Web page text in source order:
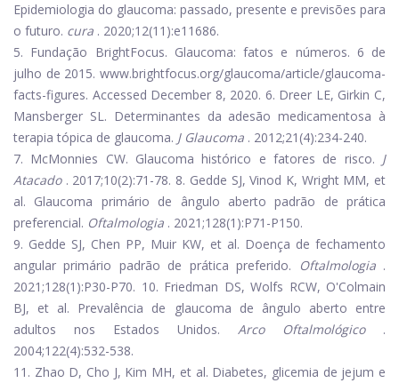
Epidemiologia do glaucoma: passado, presente e previsões para
o futuro. cura . 2020;12(11):e11686.
5. Fundação BrightFocus. Glaucoma: fatos e números. 6 de
julho de 2015. www.brightfocus.org/glaucoma/article/glaucoma-
facts-figures. Accessed December 8, 2020. 6. Dreer LE, Girkin C,
Mansberger SL. Determinantes da adesão medicamentosa à
terapia tópica de glaucoma. J Glaucoma . 2012;21(4):234-240.
7. McMonnies CW. Glaucoma histórico e fatores de risco. J
Atacado. 2017;10(2):71-78. 8. Gedde SJ, Vinod K, Wright MM, et
al. Glaucoma primário de ângulo aberto padrão de prática
preferencial. Oftalmologia . 2021;128(1):P71-P150.
9. Gedde SJ, Chen PP, Muir KW, et al. Doença de fechamento
angular primário padrão de prática preferido.
Oftalmologia.
2021;128(1):P30-P70. 10. Friedman DS, Wolfs RCW, O'Colmain
BJ, et al. Prevalência de glaucoma de ângulo aberto entre
adultos nos Estados Unidos. Arco Oftalmológico.
2004;122(4):532-538.
11. Zhao D, Cho J, Kim MH, et al. Diabetes, glicemia de jejum e